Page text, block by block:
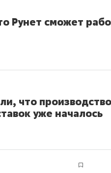
Рунет сможет
что
уже началось